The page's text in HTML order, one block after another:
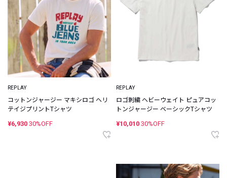
REPLAY
コットンジャージー マキシロゴ ヘリ
テイジプリントTシャツ
¥6,930 30%OFF
REPLAY
ロゴ刺繍 ヘビーウェイト ピュアコッ
トンジャージー ベーシックTシャツ
¥10,010 30%OFF